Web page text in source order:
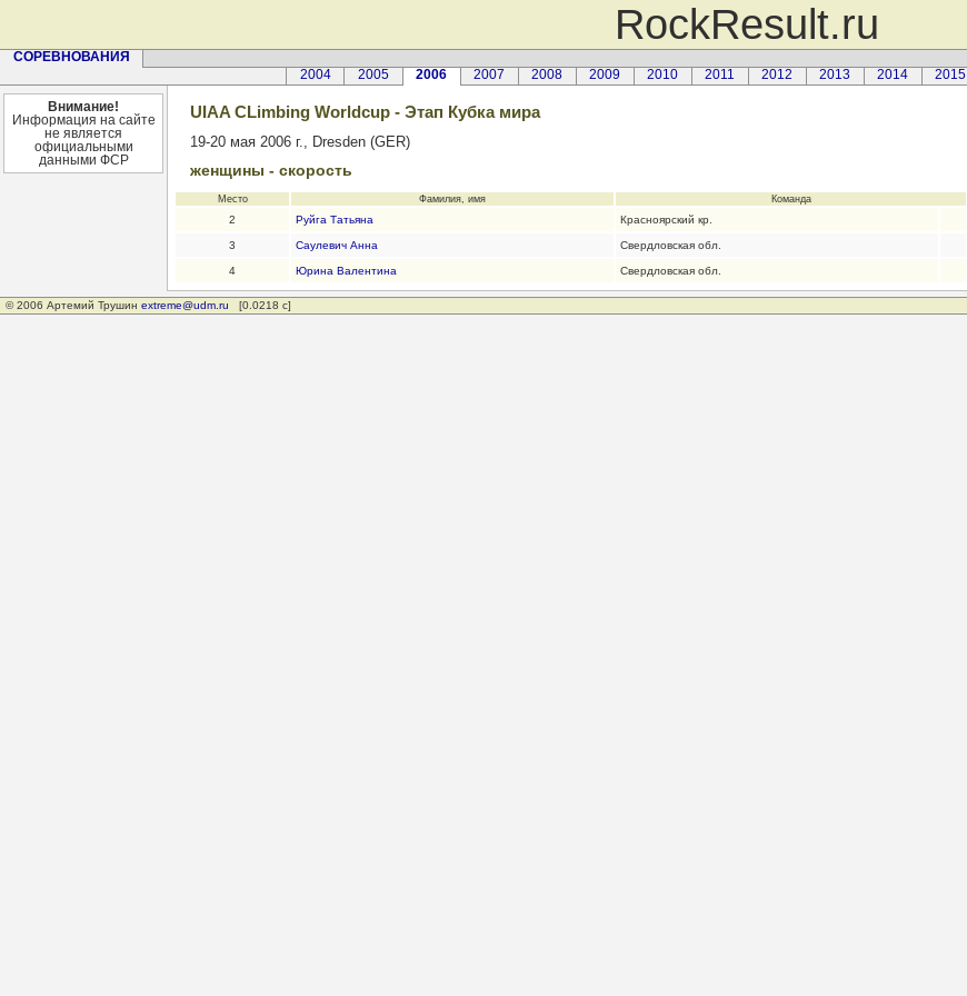
RockResult.ru
СОРЕВНОВАНИЯ
2015
2014
2013
2012
2011
2010
2009
2008
2007
2006
2005
2004
Внимание!
Информация на сайте
не является
официальными
данными ФСР
UIAA CLimbing Worldcup - Этап Кубка мира
19-20 мая 2006 г., Dresden (GER)
женщины - скорость
Место Фамилия, имя Команда
2 Руйга Татьяна Красноярский кр.
3 Саулевич Анна Свердловская обл.
4 Юрина Валентина Свердловская обл.
© 2006 Артемий Трушин extreme@udm.ru [0.0218 с]